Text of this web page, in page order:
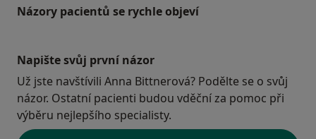
Názory pacientů se rychle objeví
Napište svůj první názor
Už jste navštívili Anna Bittnerová? Podělte se o svůj
názor. Ostatní pacienti budou vděční za pomoc při
výběru nejlepšího specialisty.